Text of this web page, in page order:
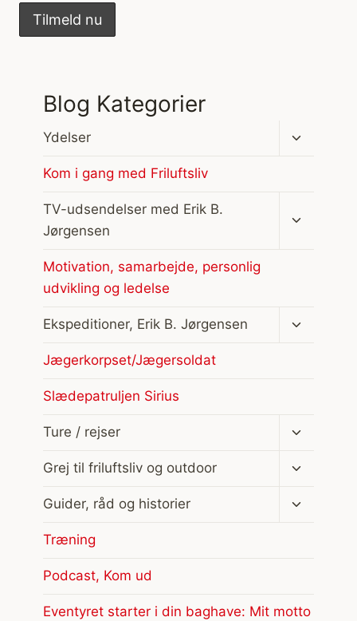
Blog Kategorier
Ydelser
Skift
Kom i gang med Friluftsliv
TV-udsendelser med Erik B.
Jørgensen
Motivation, samarbejde, personlig
udvikling og ledelse
Ekspeditioner, Erik B. Jørgensen
Skift
Jægerkorpset/Jægersoldat
Slædepatruljen Sirius
Ture / rejser
Skift
Grej til friluftsliv og outdoor
Skift
Guider, råd og historier
Skift
Træning
Podcast, Kom ud
Eventyret starter i din baghave: Mit motto